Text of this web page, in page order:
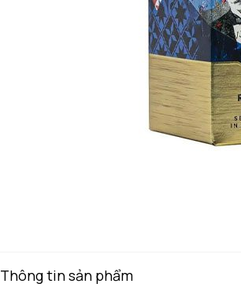
Thông tin sản phẩm